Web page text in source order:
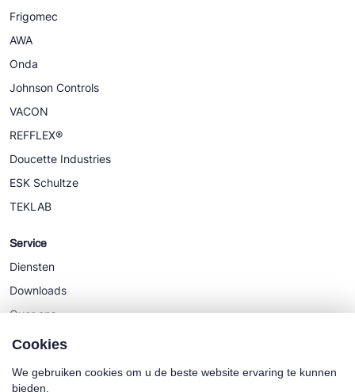
Frigomec
AWA
Onda
Johnson Controls
VACON
REFFLEX®
Doucette Industries
ESK Schultze
TEKLAB
Service
Diensten
Downloads
Over ons
Nieuws
Cookies
We gebruiken cookies om u de beste website ervaring te kunnen
bieden.